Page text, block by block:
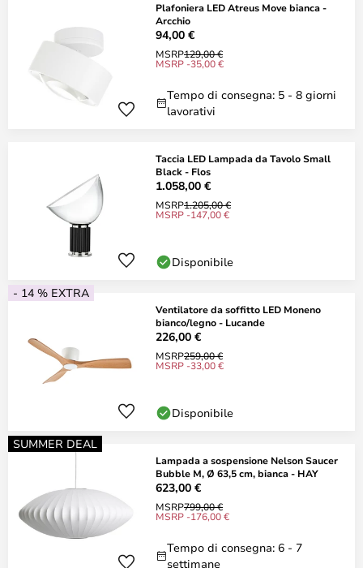
Plafoniera LED Atreus Move bianca -
Arcchio
94,00 €
MSRP129,00 €
MSRP -35,00 €
Tempo di consegna: 5 - 8 giorni
lavorativi
Taccia LED Lampada da Tavolo Small
Black - Flos
1.058,00 €
MSRP1.205,00 €
MSRP -147,00 €
Disponibile
- 14 % EXTRA
Ventilatore da soffitto LED Moneno
bianco/legno - Lucande
226,00 €
MSRP259,00 €
MSRP -33,00 €
Disponibile
SUMMER DEAL
Lampada a sospensione Nelson Saucer
Bubble M, Ø 63,5 cm, bianca - HAY
623,00 €
MSRP799,00 €
MSRP -176,00 €
Tempo di consegna: 6 - 7
settimane